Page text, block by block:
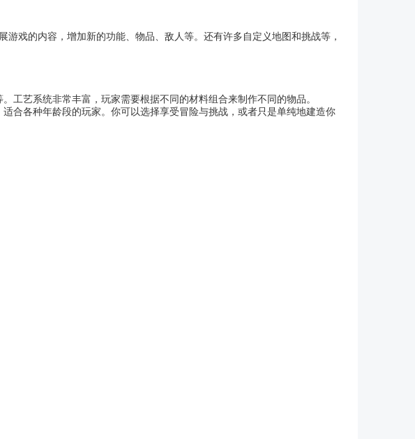
戏的内容，增加新的功能、物品、敌人等。还有许多自定义地图和挑战等，
工艺系统非常丰富，玩家需要根据不同的材料组合来制作不同的物品。
合各种年龄段的玩家。你可以选择享受冒险与挑战，或者只是单纯地建造你